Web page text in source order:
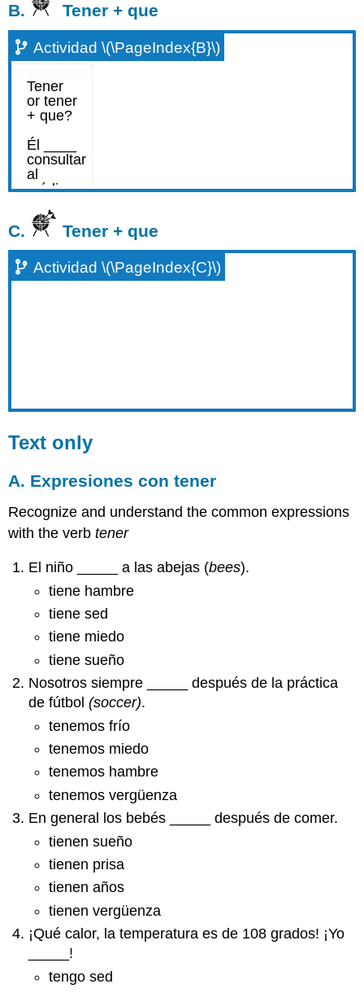
B. Tener + que
Actividad \(\PageIndex{B}\)
C. Tener + que
Actividad \(\PageIndex{C}\)
Text only
A. Expresiones con tener
Recognize and understand the common expressions
with the verbtener
El niño _____ a las abejas (bees).
tiene hambre
tiene sed
tiene miedo
tiene sueño
Nosotros siempre _____ después de la práctica
de fútbol(soccer).
tenemos frío
tenemos miedo
tenemos hambre
tenemos vergüenza
En general los bebés _____ después de comer.
tienen sueño
tienen prisa
tienen años
tienen vergüenza
¡Qué calor, la temperatura es de 108 grados! ¡Yo
_____!
tengo sed